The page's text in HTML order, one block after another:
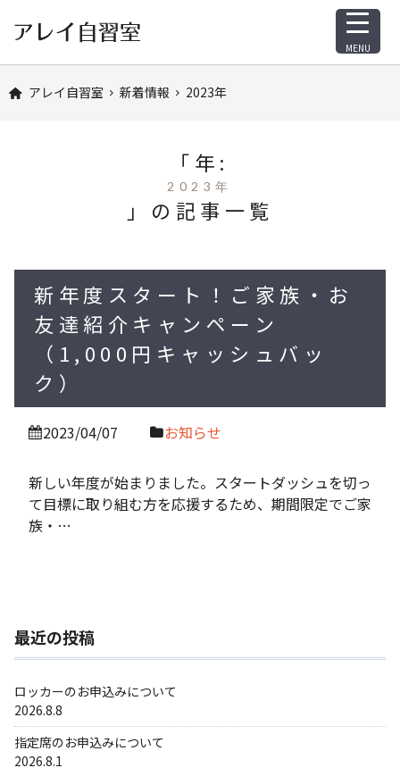
アレイ自習室 新着情報 2023年
「年:
2023年
」の記事一覧
新年度スタート！ご家族・お
友達紹介キャンペーン
（1,000円キャッシュバッ
ク）
2023/04/07 お知らせ
新しい年度が始まりました。スタートダッシュを切っ
て目標に取り組む方を応援するため、期間限定でご家
族・…
最近の投稿
ロッカーのお申込みについて
2026.8.8
指定席のお申込みについて
2026.8.1
MENU